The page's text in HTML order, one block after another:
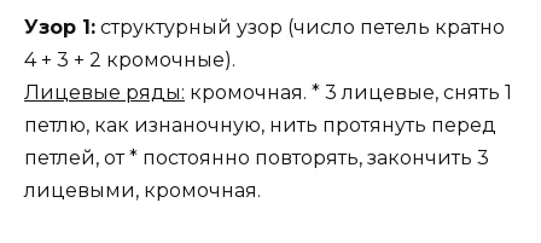
Узор 1: структурный узор (число петель кратно
4 + 3 + 2 кромочные).
Лицевые ряды: кромочная. * 3 лицевые, снять 1
петлю, как изнаночную, нить протянуть перед
петлей, от * постоянно повторять, закончить 3
лицевыми, кромочная.